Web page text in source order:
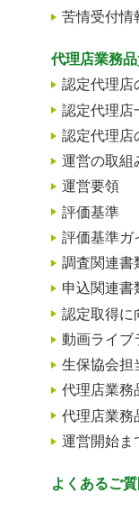
苦情受付情
代理店業務
認定代理店
認定代理店
認定代理店
運営の取組
運営要領
評価基準
評価基準ガ
調査関連書
申込関連書
認定取得に
動画ライブ
生保協会担
代理店業務
代理店業務
運営開始ま
よくあるご質